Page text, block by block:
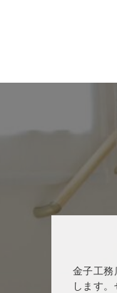
金子工務
します